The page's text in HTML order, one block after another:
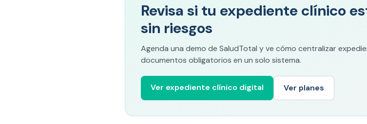
Revisa si tu expediente clínico
sin riesgos
Agenda una demo de SaludTotal y ve cómo centralizar
documentos obligatorios en un solo sistema.
Ver expediente clínico digital Ver planes